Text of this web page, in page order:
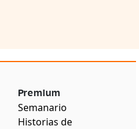
Premium
Semanario
Historias de